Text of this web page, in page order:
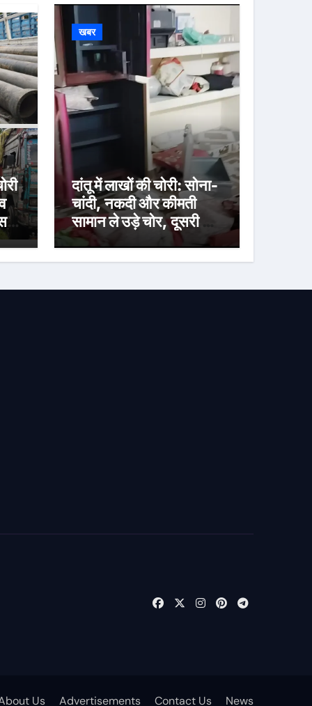
खबर
दांतू में लाखों की चोरी: सोना-
चांदी, नकदी और कीमती
सामान ले उड़े चोर, दूसरी बार
निशाना बना वही घर
Us Advertisements Contact Us News